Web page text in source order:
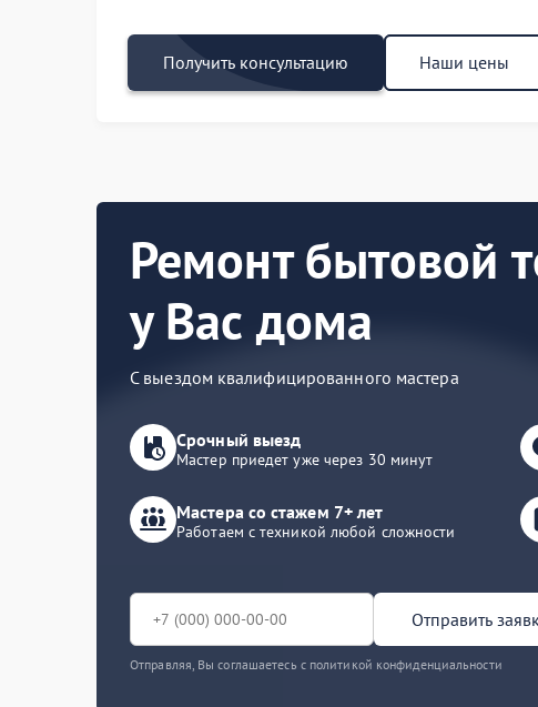
Получить консультацию Наши цены
Ремонт бытовой
у Вас дома
С выездом квалифицированного мастера
Срочный выезд
Мастер приедет уже через 30 минут
Мастера со стажем 7+ лет
Работаем с техникой любой сложности
Отправить
Отправляя, Вы соглашаетесь с политикой конфиденциальности